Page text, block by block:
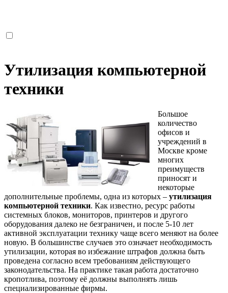
Утилизация компьютерной
техники
Большое
количество
офисов и
учреждений в
Москве кроме
многих
преимуществ
приносят и
некоторые
дополнительные проблемы, одна из которых – утилизация
компьютерной техники. Как известно, ресурс работы
системных блоков, мониторов, принтеров и другого
оборудования далеко не безграничен, и после 5-10 лет
активной эксплуатации технику чаще всего меняют на более
новую. В большинстве случаев это означает необходимость
утилизации, которая во избежание штрафов должна быть
проведена согласно всем требованиям действующего
законодательства. На практике такая работа достаточно
кропотлива, поэтому её должны выполнять лишь
специализированные фирмы.